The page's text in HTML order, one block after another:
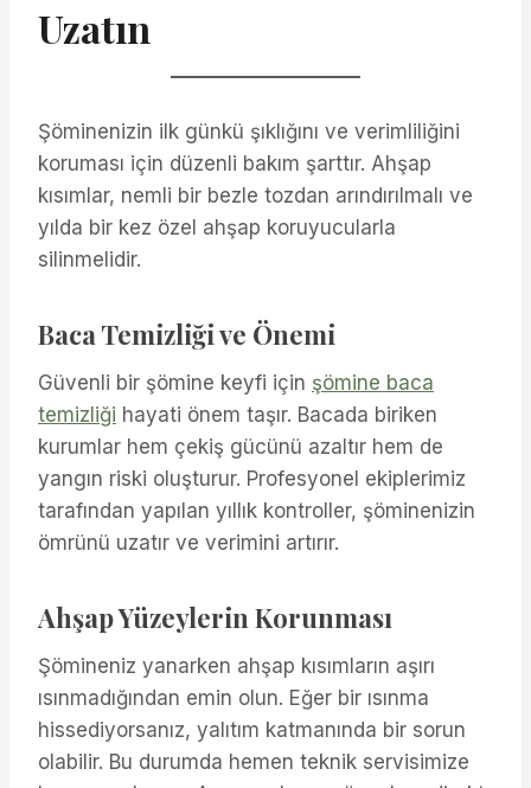
Uzatın
Şöminenizin ilk günkü şıklığını ve verimliliğini
koruması için düzenli bakım şarttır. Ahşap
kısımlar, nemli bir bezle tozdan arındırılmalı ve
yılda bir kez özel ahşap koruyucularla
silinmelidir.
Baca Temizliği ve Önemi
Güvenli bir şömine keyfi için şömine baca
temizliği hayati önem taşır. Bacada biriken
kurumlar hem çekiş gücünü azaltır hem de
yangın riski oluşturur. Profesyonel ekiplerimiz
tarafından yapılan yıllık kontroller, şöminenizin
ömrünü uzatır ve verimini artırır.
Ahşap Yüzeylerin Korunması
Şömineniz yanarken ahşap kısımların aşırı
ısınmadığından emin olun. Eğer bir ısınma
hissediyorsanız, yalıtım katmanında bir sorun
olabilir. Bu durumda hemen teknik servisimize